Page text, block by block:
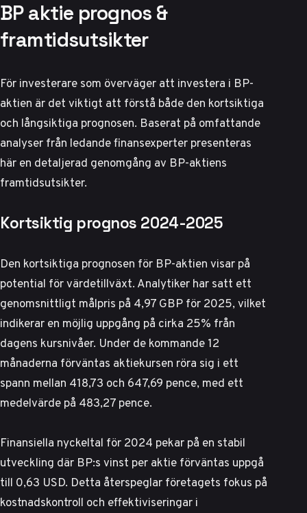
BP aktie prognos &
framtidsutsikter
För investerare som överväger att investera i BP-
aktien är det viktigt att förstå både den kortsiktiga
och långsiktiga prognosen. Baserat på omfattande
analyser från ledande finansexperter presenteras
här en detaljerad genomgång av BP-aktiens
framtidsutsikter.
Kortsiktig prognos 2024-2025
Den kortsiktiga prognosen för BP-aktien visar på
potential för värdetillväxt. Analytiker har satt ett
genomsnittligt målpris på 4,97 GBP för 2025, vilket
indikerar en möjlig uppgång på cirka 25% från
dagens kursnivåer. Under de kommande 12
månaderna förväntas aktiekursen röra sig i ett
spann mellan 418,73 och 647,69 pence, med ett
medelvärde på 483,27 pence.
Finansiella nyckeltal för 2024 pekar på en stabil
utveckling där BP:s vinst per aktie förväntas uppgå
till 0,63 USD. Detta återspeglar företagets fokus på
kostnadskontroll och effektiviseringar i